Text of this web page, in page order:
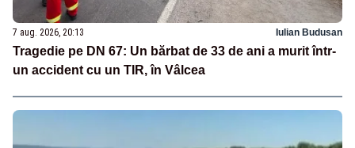
7 aug. 2026, 20:13 Iulian Budusan
Tragedie pe DN 67: Un bărbat de 33 de ani a murit într-
un accident cu un TIR, în Vâlcea